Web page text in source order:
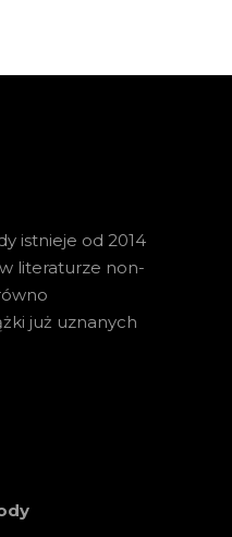
istnieje od 2014
literaturze non-
już uznanych